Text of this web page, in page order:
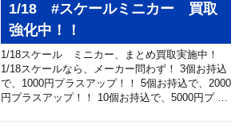
1/18 #スケールミニカー 買取
強化中！！
1/18スケール ミニカー、まとめ買取実施中！
1/18スケールなら、メーカー問わず！ 3個お持込
で、1000円プラスアップ！！ 5個お持込で、2000
円プラスアップ！！ 10個お持込で、5000円プ …